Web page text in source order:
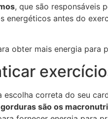
, que são responsáveis
antes do
obter mais energia para
correta do seu
são os